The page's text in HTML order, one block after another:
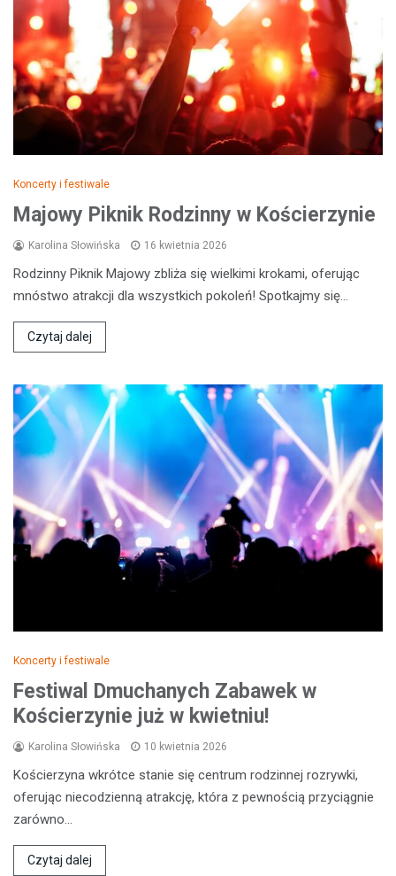
Koncerty i festiwale
Majowy Piknik Rodzinny w Kościerzynie
Karolina Słowińska 16 kwietnia 2026
Rodzinny Piknik Majowy zbliża się wielkimi krokami, oferując
mnóstwo atrakcji dla wszystkich pokoleń! Spotkajmy się…
Czytaj dalej
Koncerty i festiwale
Festiwal Dmuchanych Zabawek w
Kościerzynie już w kwietniu!
Karolina Słowińska 10 kwietnia 2026
Kościerzyna wkrótce stanie się centrum rodzinnej rozrywki,
oferując niecodzienną atrakcję, która z pewnością przyciągnie
zarówno…
Czytaj dalej